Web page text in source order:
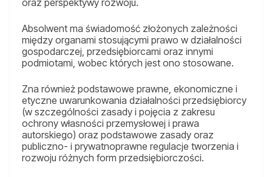
oraz perspektywy rozwoju.
Absolwent ma świadomość złożonych zależności
między organami stosującymi prawo w działalności
gospodarczej, przedsiębiorcami oraz innymi
podmiotami, wobec których jest ono stosowane.
Zna również podstawowe prawne, ekonomiczne i
etyczne uwarunkowania działalności przedsiębiorcy
(w szczególności zasady i pojęcia z zakresu
ochrony własności przemysłowej i prawa
autorskiego) oraz podstawowe zasady oraz
publiczno- i prywatnoprawne regulacje tworzenia i
rozwoju różnych form przedsiębiorczości.